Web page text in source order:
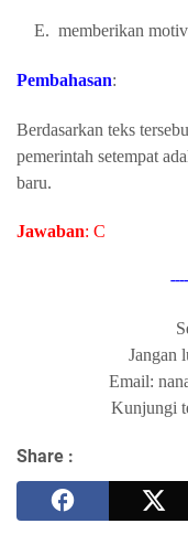
E. memberikan
Pembahasan:
Berdasarkan teks
pemerintah setempat
baru.
Jawaban: C
Jangan
Email:
Kunjungi
Share :